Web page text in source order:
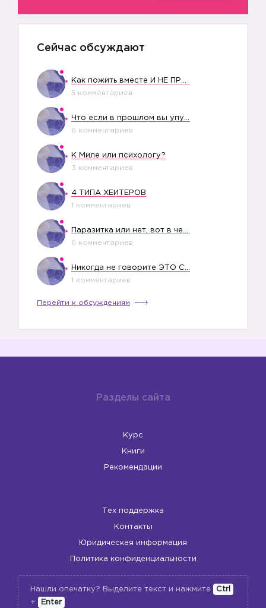
Сейчас обсуждают
5 комментариев
6 комментариев
К Миле или психологу?
3 комментариев
4 ТИПА ХЕЙТЕРОВ
1 комментариев
6 комментариев
1 комментариев
Перейти к обсуждениям
Разделы сайта
Курс
Книги
Рекомендации
Тех поддержка
Контакты
Юридическая информация
Политика конфиденциальности
Нашли опечатку? Выделите текст и нажмите
Ctrl
+
Enter